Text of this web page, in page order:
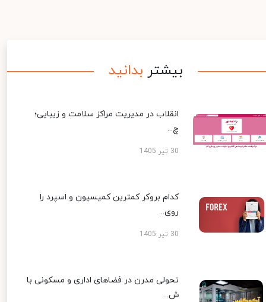
بیشتر بدانید
انقلاب در مدیریت مراکز سلامت و زیبایی؛
چ...
30 تیر 1405
کدام بروکر کمترین کمیسیون و اسپرد را
روی...
30 تیر 1405
تحولی مدرن در فضاهای اداری و مسکونی با
ش...